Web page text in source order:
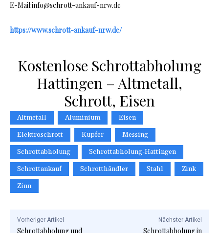
E-Mail:info@schrott-ankauf-nrw.de
https://www.schrott-ankauf-nrw.de/
Kostenlose Schrottabholung
Hattingen – Altmetall,
Schrott, Eisen
Altmetall Aluminium
Eisen
Elektroschrott
Kupfer
Messing
Schrottabholung
Schrottabholung-Hattingen
Schrottankauf
Schrotthändler Stahl
Zink
Zinn
Vorheriger Artikel
Schrottabholung und
Nächster Artikel
Schrottabholung in